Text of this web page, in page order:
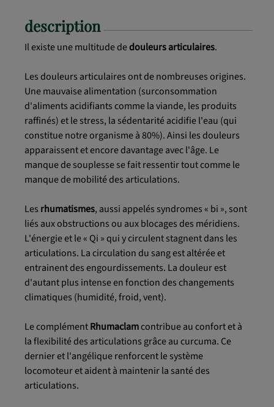
description
Il existe une multitude dedouleurs articulaires.
Les douleurs articulaires ont de nombreuses origines.
Une mauvaise alimentation (surconsommation
d'aliments acidifiants comme la viande, les produits
raffinés) et le stress, la sédentarité acidifie l'eau (qui
constitue notre organisme à 80%). Ainsi les douleurs
apparaissent et encore davantage avec l'âge. Le
manque de souplesse se fait ressentir tout comme le
manque de mobilité des articulations.
Les rhumatismes, aussi appelés syndromes « bi », sont
liés aux obstructions ou aux blocages des méridiens.
L'énergie et le « Qi » qui y circulent stagnent dans les
articulations. La circulation du sang est altérée et
entrainent des engourdissements. La douleur est
d'autant plus intense en fonction des changements
climatiques (humidité, froid, vent).
Le complémentRhumaclamcontribue au confort et à
la flexibilité des articulations grâce au curcuma. Ce
dernier et l'angélique renforcent le système
locomoteur et aident à maintenir la santé des
articulations.